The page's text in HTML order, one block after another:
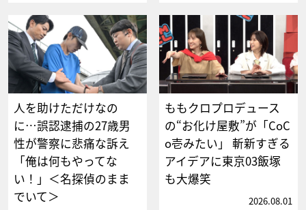
人を助けただけなの
に…誤認逮捕の27歳男
性が警察に悲痛な訴え
「俺は何もやってな
い！」＜名探偵のまま
でいて＞
ももクロプロデュース
の“お化け屋敷”が「CoC
o壱みたい」 斬新すぎる
アイデアに東京03飯塚
も大爆笑
2026.08.01